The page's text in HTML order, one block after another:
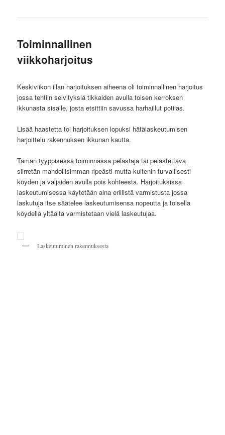
Toiminnallinen
viikkoharjoitus
Keskiviikon illan harjoituksen aiheena oli toiminnallinen harjoitus
jossa tehtiin selvityksiä tikkaiden avulla toisen kerroksen
ikkunasta sisälle, josta etsittiin savussa harhaillut potilas.
Lisää haastetta toi harjoituksen lopuksi hätälaskeutumisen
harjoittelu rakennuksen ikkunan kautta.
Tämän tyyppisessä toiminnassa pelastaja tai pelastettava
siirretän mahdollisimman ripeästi mutta kuitenin turvallisesti
köyden ja valjaiden avulla pois kohteesta. Harjoituksissa
laskeutumisessa käytetään aina erillistä varmistusta jossa
laskutuja itse säätelee laskeutumisensa nopeutta ja toisella
köydellä yltäältä varmistetaan vielä laskeutujaa.
Laskeutuminen rakennuksesta